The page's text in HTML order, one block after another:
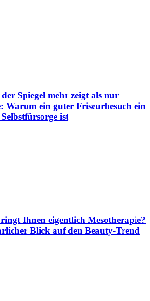
Spiegel mehr zeigt als nur
Warum ein guter Friseurbesuch ein
ist
Ihnen eigentlich Mesotherapie?
Blick auf den Beauty-Trend